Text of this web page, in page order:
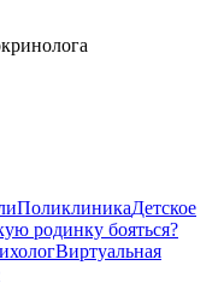
ПоликлиникаДетское
родинку бояться?
Виртуальная